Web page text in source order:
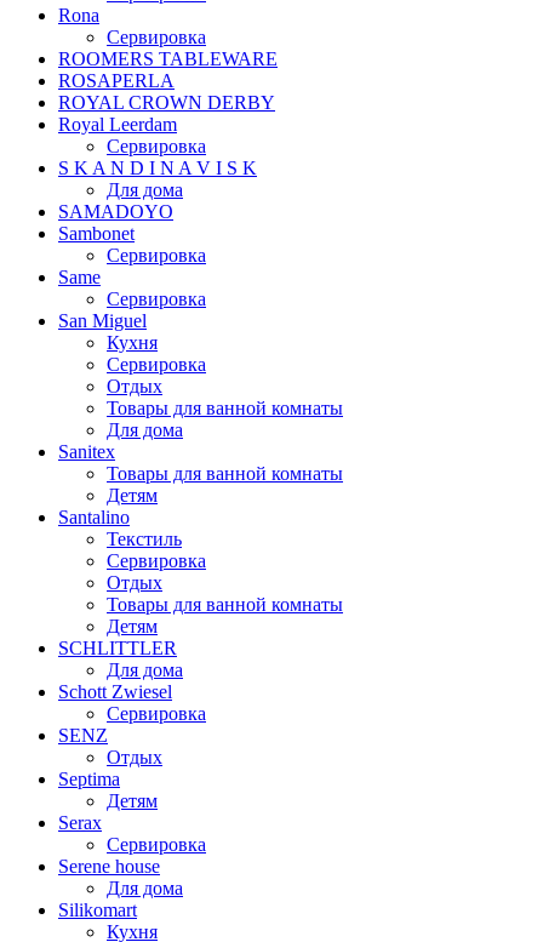
Rona
Сервировка
ROOMERS TABLEWARE
ROSAPERLA
ROYAL CROWN DERBY
Royal Leerdam
Сервировка
S K A N D I N A V I S K
Для дома
SAMADOYO
Sambonet
Сервировка
Same
Сервировка
San Miguel
Кухня
Сервировка
Отдых
Товары для ванной комнаты
Для дома
Sanitex
Товары для ванной комнаты
Детям
Santalino
Текстиль
Сервировка
Отдых
Товары для ванной комнаты
Детям
SCHLITTLER
Для дома
Schott Zwiesel
Сервировка
SENZ
Отдых
Septima
Детям
Serax
Сервировка
Serene house
Для дома
Silikomart
Кухня